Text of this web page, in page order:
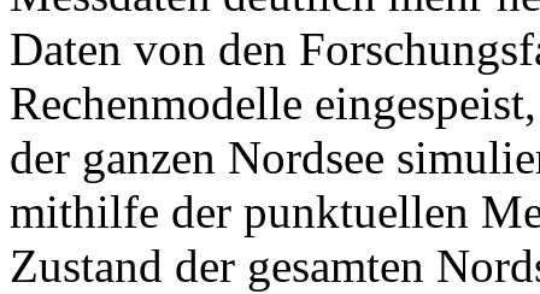
Daten von den
Rechenmodelle
der ganzen Nordsee
mithilfe der punktuellen
Zustand der gesamten